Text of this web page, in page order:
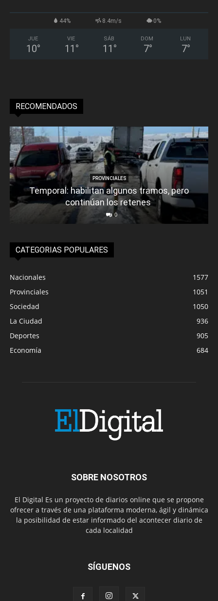
44% 8.4m/s 0%
JUE
10°
VIE
11 °
SÁB
11 °
DOM
7°
LUN
7°
RECOMENDADOS
PROVINCIALES
Temporal: habilitan algunos tramos, pero
continúan los retenes
0
CATEGORIAS POPULARES
Nacionales
1577
Provinciales
1051
Sociedad
1050
La Ciudad
936
Deportes
905
Economía
684
SOBRE NOSOTROS
El Digital Es un proyecto de diarios online que se propone
ofrecer a través de una plataforma moderna, ágil y dinámica
la posibilidad de estar informado del acontecer diario de
cada localidad
SÍGUENOS